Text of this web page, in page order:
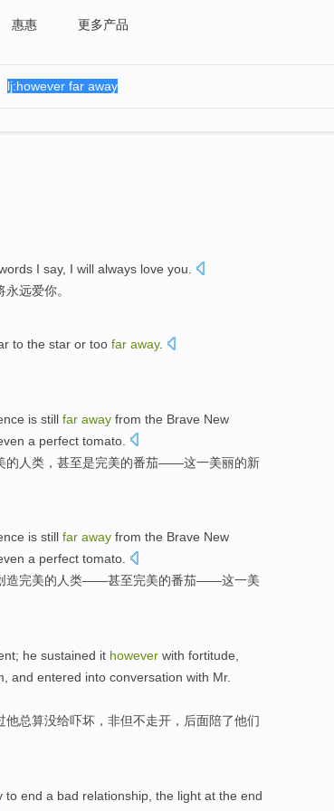
惠惠 更多产品
I say, I will always love you
永远爱你。
to the star or too far away.
is still far away from the Brave New
a perfect tomato
的 人类 ， 甚至是完美的番茄——这一美丽的新
is still far away from the Brave New
a perfect tomato.
造完美的人类——甚至完美的番茄——这一美
; he sustained it however with fortitude,
and entered into conversation with Mr.
他总算没给吓坏，非但不走开 ， 后面陪了他们
to end a bad relationship , the light at the end